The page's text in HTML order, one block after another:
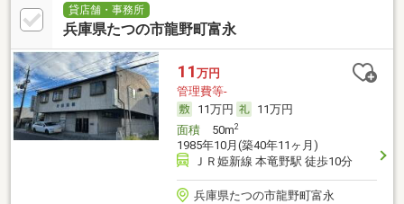
貸店舗・事務所
兵庫県たつの市龍野町富永
11 万円
管理費等-
11万円
11万円
面積50m2
1985年10月(築40年11ヶ月)
ＪＲ姫新線 本竜野駅 徒歩10分
兵庫県たつの市龍野町富永